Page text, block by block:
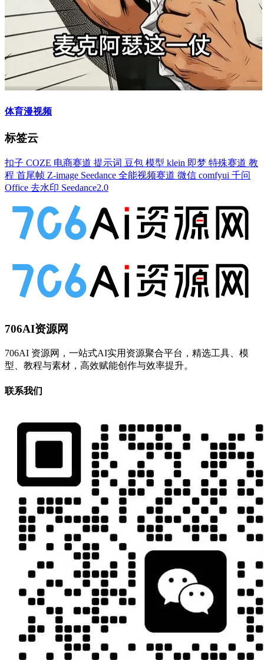
体育漫视频
标签云
扣子 COZE 电商赛道 提示词 豆包 模型 klein 即梦 特殊赛道 教
程 首尾帧 Z-image Seedance 全能视频赛道 微信 comfyui 千问
Office 去水印 Seedance2.0
706AI资源网
706AI 资源网，一站式AI实用资源聚合平台，精选工具、模
型、教程与素材，高效赋能创作与效率提升。
联系我们